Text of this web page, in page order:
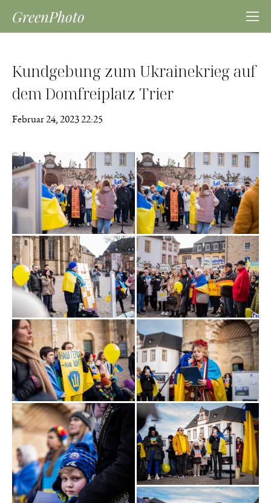
GreenPhoto
Kundgebung zum Ukrainekrieg auf
dem Domfreiplatz Trier
Februar 24, 2023 22:25